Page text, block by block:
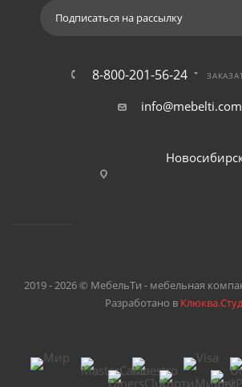
Подписаться на рассылку
8-800-201-56-24
info@mebelti.com
2019 - 2026 © МебельТи - мебельная
Разработано в